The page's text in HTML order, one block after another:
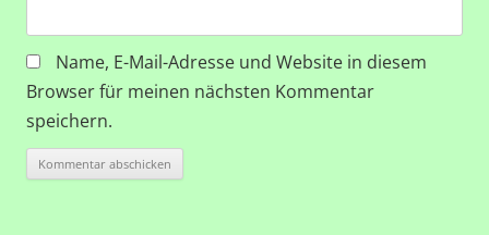
Name, E-Mail-Adresse und Website in diesem
Browser für meinen nächsten Kommentar
speichern.